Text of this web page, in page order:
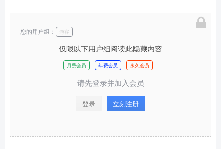
仅限以下用户组阅读此隐藏内容
月费会员 年费会员 永久会员
请先登录并加入会员
登录 立刻注册
您的用户组： 游客